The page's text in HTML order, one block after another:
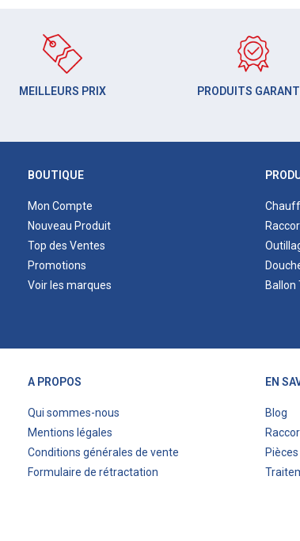
MEILLEURS PRIX PRODUITS
BOUTIQUE
Mon Compte
Nouveau Produit
Top des Ventes
Promotions
Voir les marques
Ballon
A PROPOS
Qui sommes-nous
Mentions légales
Conditions générales de vente
Formulaire de rétractation
EN
Blog